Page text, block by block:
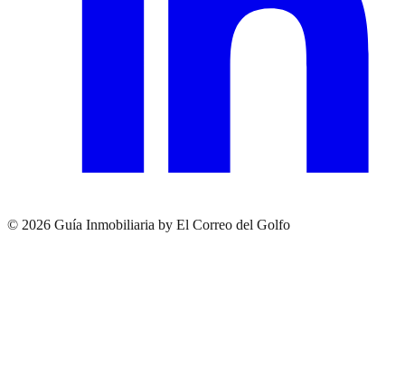
© 2026 Guía Inmobiliaria by El Correo del Golfo